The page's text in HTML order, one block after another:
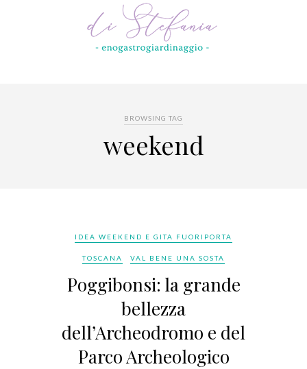
BROWSING TAG
weekend
IDEA WEEKEND E GITA FUORIPORTA
TOSCANA VAL BENE UNA SOSTA
Poggibonsi: la grande
bellezza
dell’Archeodromo e del
Parco Archeologico